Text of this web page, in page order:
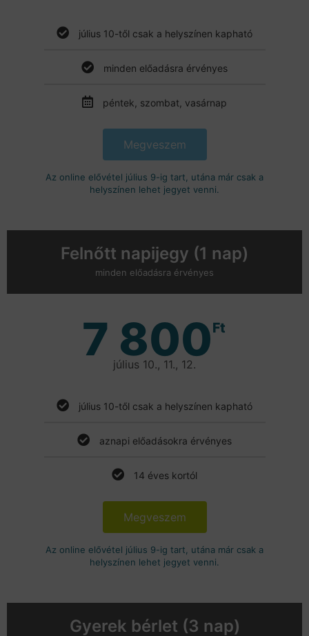
július 10-től csak a helyszínen kapható
minden előadásra érvényes
péntek, szombat, vasárnap
Megveszem
Az online elővétel július 9-ig tart, utána már csak a
helyszínen lehet jegyet venni.
Felnőtt napijegy (1 nap)
minden előadásra érvényes
7 800Ft
július 10., 11., 12.
július 10-től csak a helyszínen kapható
aznapi előadásokra érvényes
14 éves kortól
Megveszem
Az online elővétel július 9-ig tart, utána már csak a
helyszínen lehet jegyet venni.
Gyerek bérlet (3 nap)